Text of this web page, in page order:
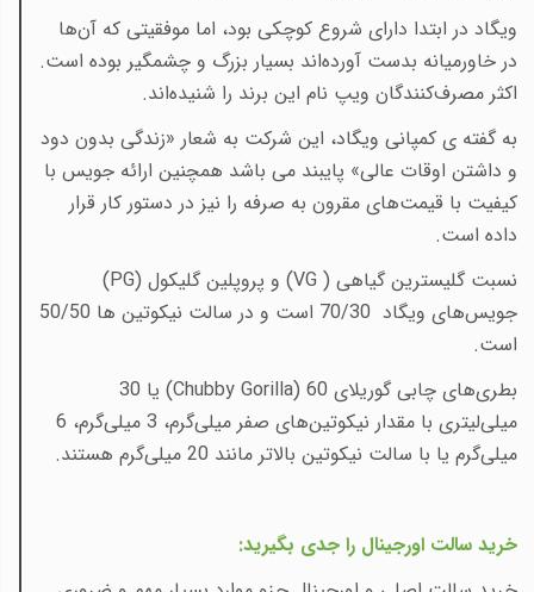
ویگاد در ابتدا دارای شروع کوچکی بود، اما موفقیتی که آن‌ها
در خاورمیانه بدست آورده‌اند بسیار بزرگ و چشمگیر بوده است.
اکثر مصرف‌کنندگان ویپ نام این برند را شنیده‌اند.
به گفته ی کمپانی ویگاد، این شرکت به شعار «زندگی بدون دود
و داشتن اوقات عالی» پایبند می باشد همچنین ارائه جویس با
کیفیت با قیمت‌های مقرون به صرفه را نیز در دستور کار قرار
داده است.
نسبت گلیسترین گیاهی ( VG) و پروپلین گلیکول (PG
)
جویس‌های ویگاد 70/30 است و در سالت نیکوتین ها 50/50
است.
بطری‌های چابی گوریلای(Chubby Gorilla) 60
یا 30
میلی‌لیتری با مقدار نیکوتین‌های صفر میلی‌گرم، 3 میلی‌گرم، 6
میلی‌گرم یا با سالت نیکوتین بالاتر مانند 20 میلی‌گرم هستند
.
خرید سالت اورجینال را جدی بگیرید: